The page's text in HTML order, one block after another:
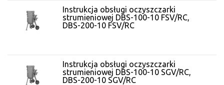
Instrukcja obsługi oczyszczarki
strumieniowej DBS-100-10 FSV/RC,
DBS-200-10 FSV/RC
Instrukcja obsługi oczyszczarki
strumieniowej DBS-100-10 SGV/RC,
DBS-200-10 SGV/RC